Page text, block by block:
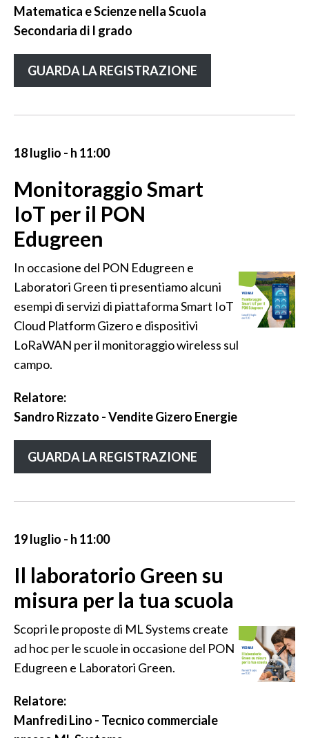
Matematica e Scienze nella Scuola
Secondaria di I grado
GUARDA LA REGISTRAZIONE
18 luglio - h 11:00
Monitoraggio Smart
IoT per il PON
Edugreen
In occasione del PON Edugreen e
Laboratori Green ti presentiamo alcuni
esempi di servizi di piattaforma Smart IoT
Cloud Platform Gizero e dispositivi
LoRaWAN per il monitoraggio wireless sul
campo.
Relatore:
Sandro Rizzato - Vendite Gizero Energie
GUARDA LA REGISTRAZIONE
19 luglio - h 11:00
Il laboratorio Green su
misura per la tua scuola
Scopri le proposte di ML Systems create
ad hoc per le scuole in occasione del PON
Edugreen e Laboratori Green.
Relatore:
Manfredi Lino - Tecnico commerciale